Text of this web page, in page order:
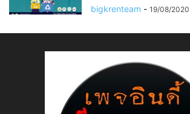
bigkrenteam - 19/08/2020